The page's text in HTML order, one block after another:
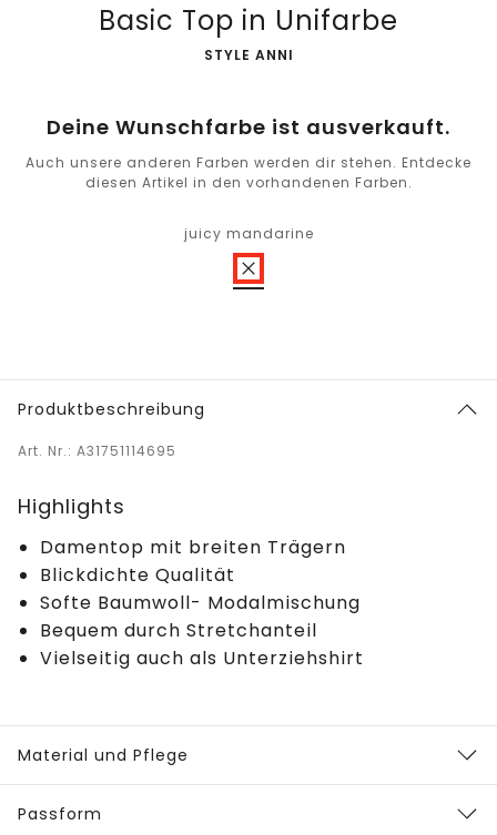
Basic Top in Unifarbe
-
STYLE ANNI
Deine Wunschfarbe ist ausverkauft.
Auch unsere anderen Farben werden dir stehen. Entdecke
diesen Artikel in den vorhandenen Farben.
juicy mandarine
Produktbeschreibung
Art. Nr.: A31751114695
Highlights
Damentop mit breiten Trägern
Blickdichte Qualität
Softe Baumwoll- Modalmischung
Bequem durch Stretchanteil
Vielseitig auch als Unterziehshirt
Material und Pflege
Passform